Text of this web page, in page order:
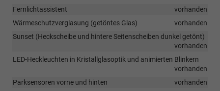
Fernlichtassistent
vorhanden
Wärmeschutzverglasung (getöntes Glas)
vorhanden
Sunset (Heckscheibe und hintere Seitenscheiben dunkel getönt)
vorhanden
LED-Heckleuchten in Kristallglasoptik und animierten Blinkern
vorhanden
Parksensoren vorne und hinten
vorhanden